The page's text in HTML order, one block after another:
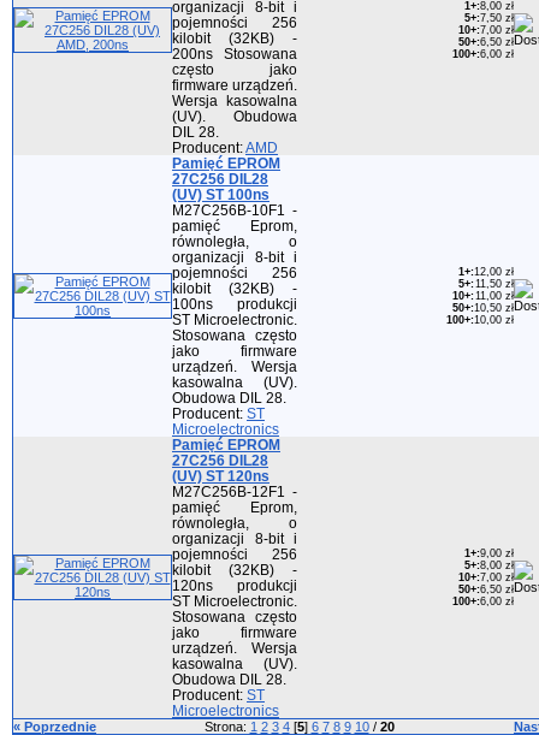
organizacji 8-bit i
pojemności 256
kilobit (32KB) -
200ns Stosowana
często jako
firmware urządzeń.
Wersja kasowalna
(UV). Obudowa
DIL 28.
Producent:AMD
1+:8,00 zł
5+:7,50 zł
10+:7,00 zł
50+:6,50 zł
100+:6,00 zł
Pamięć EPROM
27C256 DIL28
(UV) ST 100ns
M27C256B-10F1 -
pamięć Eprom,
równoległa, o
organizacji 8-bit i
pojemności 256
kilobit (32KB) -
100ns produkcji
ST Microelectronic.
Stosowana często
jako firmware
urządzeń. Wersja
kasowalna (UV).
Obudowa DIL 28.
Producent: ST
Microelectronics
1+:12,00 zł
5+:11,50 zł
10+:11,00 zł
50+:10,50 zł
100+:10,00 zł
Pamięć EPROM
27C256 DIL28
(UV) ST 120ns
M27C256B-12F1 -
pamięć Eprom,
równoległa, o
organizacji 8-bit i
pojemności 256
kilobit (32KB) -
120ns produkcji
ST Microelectronic.
Stosowana często
jako firmware
urządzeń. Wersja
kasowalna (UV).
Obudowa DIL 28.
Producent: ST
Microelectronics
1+:9,00 zł
5+:8,00 zł
10+:7,00 zł
50+:6,50 zł
100+:6,00 zł
« Poprzednie Strona: 1 2 3 4[5] 6 7 8 9 10/ 20